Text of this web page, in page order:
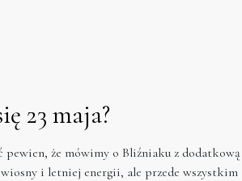
23 maja?
pewien, że mówimy o Bliźniaku z dodatkową
i letniej energii, ale przede wszystkim